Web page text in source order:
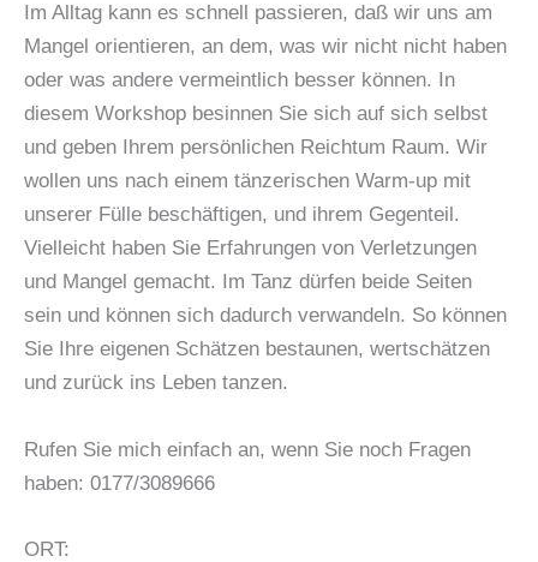
Im Alltag kann es schnell passieren, daß wir uns am
Mangel orientieren, an dem, was wir nicht nicht haben
oder was andere vermeintlich besser können. In
diesem Workshop besinnen Sie sich auf sich selbst
und geben Ihrem persönlichen Reichtum Raum. Wir
wollen uns nach einem tänzerischen Warm-up mit
unserer Fülle beschäftigen, und ihrem Gegenteil.
Vielleicht haben Sie Erfahrungen von Verletzungen
und Mangel gemacht. Im Tanz dürfen beide Seiten
sein und können sich dadurch verwandeln. So können
Sie Ihre eigenen Schätzen bestaunen, wertschätzen
und zurück ins Leben tanzen.
Rufen Sie mich einfach an, wenn Sie noch Fragen
haben: 0177/3089666
ORT: